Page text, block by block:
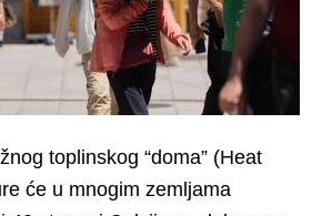
toplinskog “doma” (Heat
će u mnogim zemljama